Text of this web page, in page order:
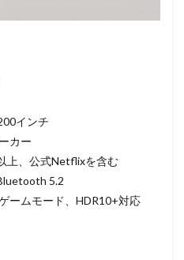
インチ
カー
上、公式Netflixを含む
5.2
ームモード、HDR10+対応